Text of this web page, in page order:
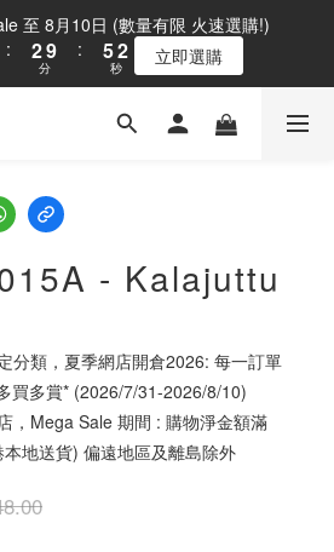
至 8月10日 (數量有限 火速選購!)
:
3
2
1
9
8
3
2
1
0
分
:
6
5
4
3
2
1
秒 立即選購
- Kalajuttu
分類，夏季網店開倉2026: 每一訂單
買多賞* (2026/7/31-2026/8/10)
，Mega Sale 期間 : 購物淨金額滿
地送貨) 偏遠地區及離島除外